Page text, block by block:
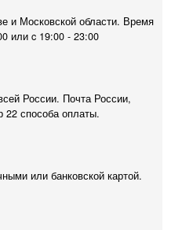
и Московской области. Время
или c 19:00 - 23:00
России. Почта России,
способа оплаты.
или банковской картой.